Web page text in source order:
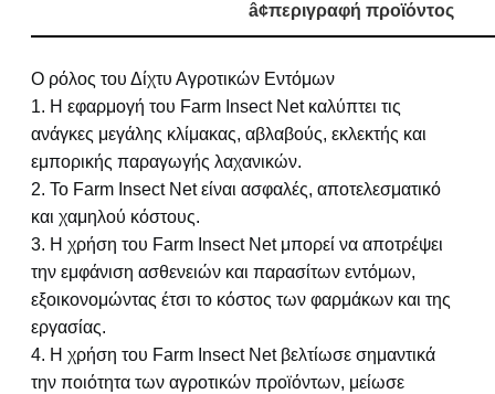
â¢περιγραφή προϊόντος
Ο ρόλος του Δίχτυ Αγροτικών Εντόμων
1. Η εφαρμογή του Farm Insect Net καλύπτει τις
ανάγκες μεγάλης κλίμακας, αβλαβούς, εκλεκτής και
εμπορικής παραγωγής λαχανικών.
2. Το Farm Insect Net είναι ασφαλές, αποτελεσματικό
και χαμηλού κόστους.
3. Η χρήση του Farm Insect Net μπορεί να αποτρέψει
την εμφάνιση ασθενειών και παρασίτων εντόμων,
εξοικονομώντας έτσι το κόστος των φαρμάκων και της
εργασίας.
4. Η χρήση του Farm Insect Net βελτίωσε σημαντικά
την ποιότητα των αγροτικών προϊόντων, μείωσε